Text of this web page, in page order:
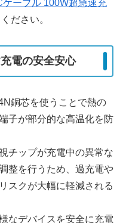
ーブル 100W超急速充
ださい。
電の安全安心
銅芯を使うことで熱の
子が部分的な高温化を防
チップが充電中の異常な
整を行うため、過充電や
スクが大幅に軽減される
なデバイスを安全に充電